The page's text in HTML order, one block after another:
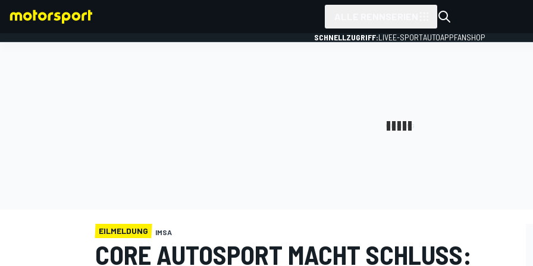
SCHNELLZUGRIFF:LIVEE-SPORTAUTOAPPFANSHOP
EILMELDUNG IMSA
CORE AUTOSPORT MACHT SCHLUSS: